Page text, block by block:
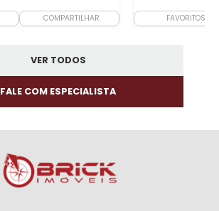
COMPARTILHAR FAVORITOS
VER TODOS
FALE COM ESPECIALISTA